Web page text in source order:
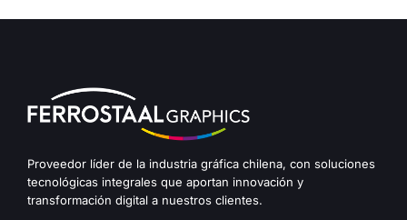
Proveedor líder de la industria gráfica chilena, con soluciones
tecnológicas integrales que aportan innovación y
transformación digital a nuestros clientes.